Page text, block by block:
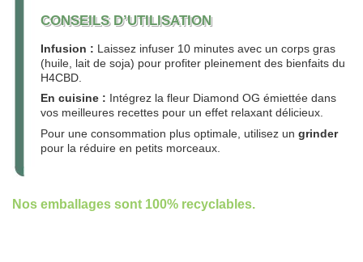
CONSEILS D’UTILISATION
Infusion : Laissez infuser 10 minutes avec un corps gras
(huile, lait de soja) pour profiter pleinement des bienfaits du
H4CBD.
En cuisine : Intégrez la fleur Diamond OG émiettée dans
vos meilleures recettes pour un effet relaxant délicieux.
Pour une consommation plus optimale, utilisez ungrinder
pour la réduire en petits morceaux.
Nos emballages sont 100% recyclables.